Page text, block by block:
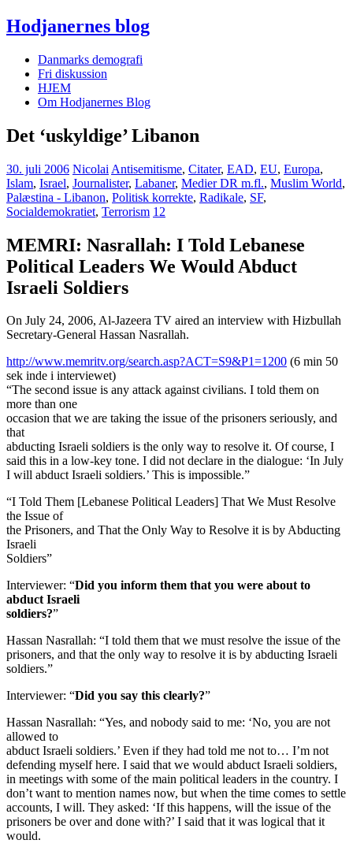
Hodjanernes blog
Danmarks demografi
Fri diskussion
HJEM
Om Hodjanernes Blog
Det ‘uskyldige’ Libanon
30. juli 2006 Nicolai Antisemitisme, Citater, EAD, EU, Europa,
Islam, Israel, Journalister, Labaner, Medier DR m.fl., Muslim World,
Palæstina - Libanon, Politisk korrekte, Radikale, SF,
Socialdemokratiet, Terrorism 12
MEMRI: Nasrallah: I Told Lebanese
Political Leaders We Would Abduct
Israeli Soldiers
On July 24, 2006, Al-Jazeera TV aired an interview with Hizbullah
Secretary-General Hassan Nasrallah.
http://www.memritv.org/search.asp?ACT=S9&P1=1200 (6 min 50
sek inde i interviewet)
“The second issue is any attack against civilians. I told them on
more than one
occasion that we are taking the issue of the prisoners seriously, and
that
abducting Israeli soldiers is the only way to resolve it. Of course, I
said this in a low-key tone. I did not declare in the dialogue: ‘In July
I will abduct Israeli soldiers.’ This is impossible.”
“I Told Them [Lebanese Political Leaders] That We Must Resolve
the Issue of
the Prisoners, and That the Only Way to Resolve it is by Abducting
Israeli
Soldiers”
Interviewer: “Did you inform them that you were about to
abduct Israeli
soldiers?”
Hassan Nasrallah: “I told them that we must resolve the issue of the
prisoners, and that the only way to resolve it is by abducting Israeli
soldiers.”
Interviewer: “Did you say this clearly?”
Hassan Nasrallah: “Yes, and nobody said to me: ‘No, you are not
allowed to
abduct Israeli soldiers.’ Even if they had told me not to… I’m not
defending myself here. I said that we would abduct Israeli soldiers,
in meetings with some of the main political leaders in the country. I
don’t want to mention names now, but when the time comes to settle
accounts, I will. They asked: ‘If this happens, will the issue of the
prisoners be over and done with?’ I said that it was logical that it
would.